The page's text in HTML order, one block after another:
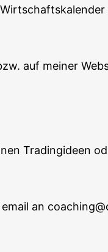
auf mei­ner
Tra­ding­ideen
an